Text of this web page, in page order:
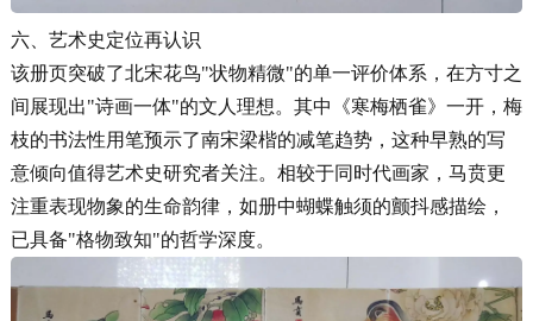
六、艺术史定位再认识
该册页突破了北宋花鸟"状物精微"的单一评价体系，在方寸之
间展现出"诗画一体"的文人理想。其中《寒梅栖雀》一开，梅
枝的书法性用笔预示了南宋梁楷的减笔趋势，这种早熟的写
意倾向值得艺术史研究者关注。相较于同时代画家，马贲更
注重表现物象的生命韵律，如册中蝴蝶触须的颤抖感描绘，
已具备"格物致知"的哲学深度。